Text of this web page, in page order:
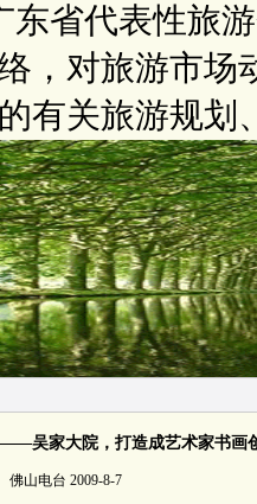
东省代表性旅
，对旅游市场
有关旅游规划
吴家大院，打造成艺术家书画
佛山电台 2009-8-7